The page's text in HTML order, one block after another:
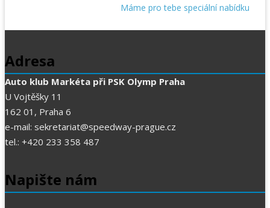
Máme pro tebe speciální nabídku
Adresa
Auto klub Markéta při PSK Olymp Praha
U Vojtěšky 11
162 01, Praha 6
e-mail: sekretariat@speedway-prague.cz
tel.: +420 233 358 487
Napište nám